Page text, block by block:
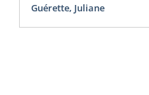
Guérette, Juliane